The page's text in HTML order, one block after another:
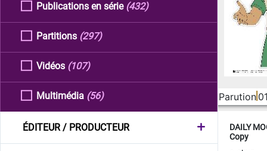
Publications en série (432)
Partitions (297)
Vidéos (107)
Multimédia (56)
ÉDITEUR / PRODUCTEUR
Parution
DAILY
Copy